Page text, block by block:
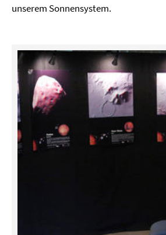
unserem Sonnensystem.